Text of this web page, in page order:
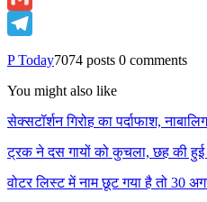
Gmail
P Today7074 posts 0 comments
You might also like
सेक्सटॉर्शन गिरोह का पर्दाफाश,
ट्रक ने दस गायों को कुचला, छह की हुई
वोटर लिस्ट में नाम छूट गया है तो 30